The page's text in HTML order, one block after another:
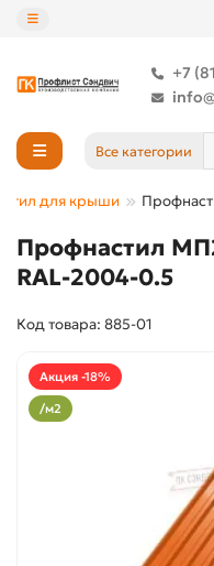
+7
Все категории
для крыши
Профнастил
RAL-2004-0.5
Код товара: 885-01
Акция -18%
/м2